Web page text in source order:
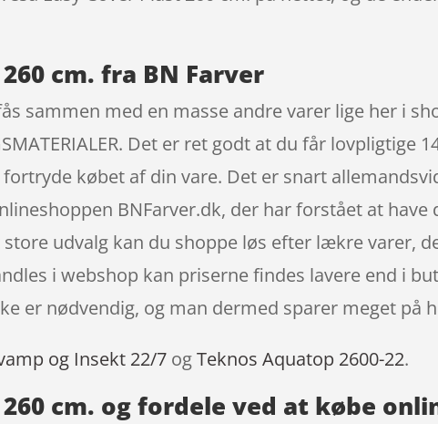
cm. fra BN Farver
sammen med en masse andre varer lige her i
Det er ret godt at du får lovpligtige
købet af din vare. Det er snart
BNFarver.dk, der har forstået at
udvalg kan du shoppe løs efter lækre varer,
i webshop kan priserne findes lavere end i
er nødvendig, og man dermed sparer meget på
og Insekt 22/7 ogTeknos Aquatop 2600-22.
260 cm. og fordele ved at købe